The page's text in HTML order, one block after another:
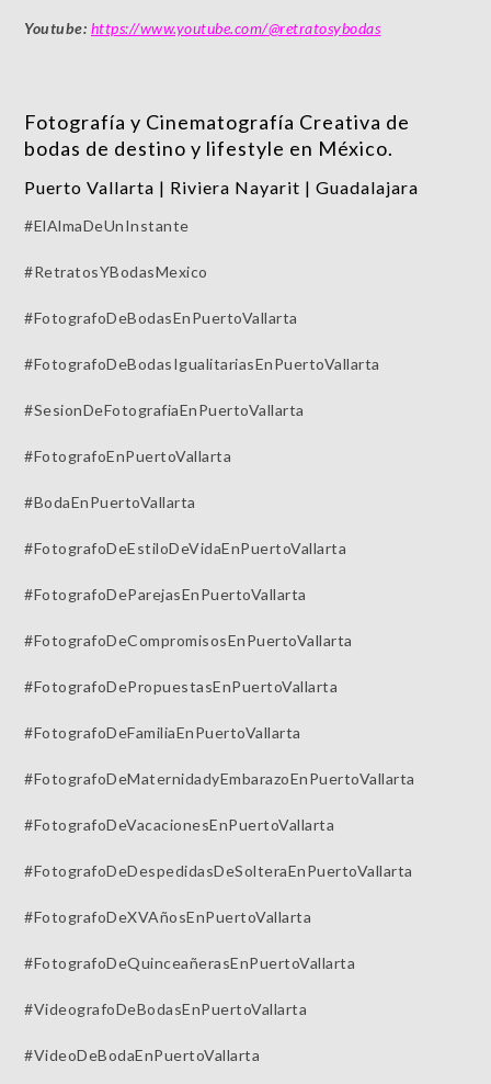
Youtube: https://www.youtube.com/@retratosybodas
Fotografía y Cinematografía Creativa de
bodas de destino y lifestyle en México.
Puerto Vallarta | Riviera Nayarit | Guadalajara
#ElAlmaDeUnInstante
#RetratosYBodasMexico
#FotografoDeBodasEnPuertoVallarta
#FotografoDeBodasIgualitariasEnPuertoVallarta
#SesionDeFotografiaEnPuertoVallarta
#FotografoEnPuertoVallarta
#BodaEnPuertoVallarta
#FotografoDeEstiloDeVidaEnPuertoVallarta
#FotografoDeParejasEnPuertoVallarta
#FotografoDeCompromisosEnPuertoVallarta
#FotografoDePropuestasEnPuertoVallarta
#FotografoDeFamiliaEnPuertoVallarta
#FotografoDeMaternidadyEmbarazoEnPuertoVallarta
#FotografoDeVacacionesEnPuertoVallarta
#FotografoDeDespedidasDeSolteraEnPuertoVallarta
#FotografoDeXVAñosEnPuertoVallarta
#FotografoDeQuinceañerasEnPuertoVallarta
#VideografoDeBodasEnPuertoVallarta
#VideoDeBodaEnPuertoVallarta